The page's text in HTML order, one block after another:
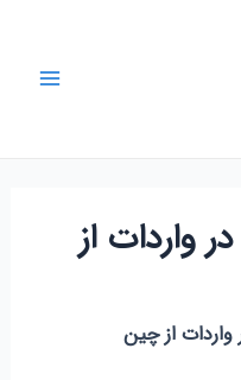
واردات از
از چین